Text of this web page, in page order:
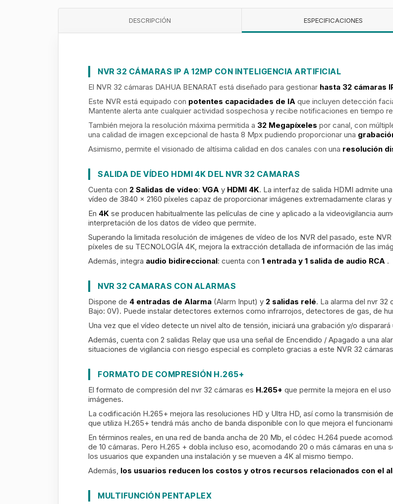
DESCRIPCIÓN ESPECIFICACIONES
NVR 32 CÁMARAS IP A 12MP CON INTELIGENCIA ARTIFICIAL
El NVR 32 cámaras DAHUA BENARAT está diseñado para gestionar hasta 32 cámaras
Este NVR está equipado con potentes capacidades de IA que incluyen detección
Mantente alerta ante cualquier actividad sospechosa y recibe notificaciones en tiempo
También mejora la resolución máxima permitida a 32 Megapíxeles por canal, con
una calidad de imagen excepcional de hasta 8 Mpx pudiendo proporcionar una
Asimismo, permite el visionado de altísima calidad en dos canales con una resolución
SALIDA DE VÍDEO HDMI 4K DEL NVR 32 CAMARAS
Cuenta con 2 Salidas de vídeo: VGA y HDMI 4K. La interfaz de salida HDMI admite
vídeo de 3840 x 2160 píxeles capaz de proporcionar imágenes extremadamente claras y
En 4K se producen habitualmente las películas de cine y aplicado a la videovigilancia
interpretación de los datos de vídeo que permite.
Superando la limitada resolución de imágenes de vídeo de los NVR del pasado, este NVR
píxeles de su TECNOLOGÍA 4K, mejora la extracción detallada de información de las
Además, integra audio bidireccional: cuenta con 1 entrada y 1 salida de audio RCA .
NVR 32 CAMARAS CON ALARMAS
Dispone de 4 entradas de Alarma (Alarm Input) y 2 salidas relé. La alarma del nvr 32
Bajo: 0V). Puede instalar detectores externos como infrarrojos, detectores de gas, de
Una vez que el vídeo detecte un nivel alto de tensión, iniciará una grabación y/o disparará
Además, cuenta con 2 salidas Relay que usa una señal de Encendido / Apagado a una
situaciones de vigilancia con riesgo especial es completo gracias a este NVR 32
FORMATO DE COMPRESIÓN H.265+
El formato de compresión del nvr 32 cámaras es H.265+ que permite la mejora en el
imágenes.
La codificación H.265+ mejora las resoluciones HD y Ultra HD, así como la transmisión
que utiliza H.265+ tendrá más ancho de banda disponible con lo que mejora el
En términos reales, en una red de banda ancha de 20 Mb, el códec H.264 puede
de 10 cámaras. Pero H.265 + dobla incluso eso, acomodando 20 o más cámaras en una
los usuarios que expanden una instalación y se mueven a 4K al mismo tiempo.
Además, los usuarios reducen los costos y otros recursos relacionados con el
MULTIFUNCIÓN PENTAPLEX